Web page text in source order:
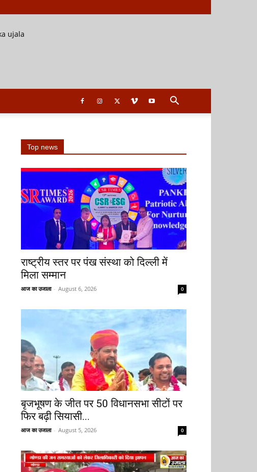
Top news
राष्ट्रीय स्तर पर पंख संस्था को दिल्ली में
मिला सम्मान
आज का उजाला - August 6, 2026 0
बृजभूषण के जीत पर 50 विधानसभा सीटों पर
फिर बढ़ी सियासी...
आज का उजाला - August 5, 2026 0